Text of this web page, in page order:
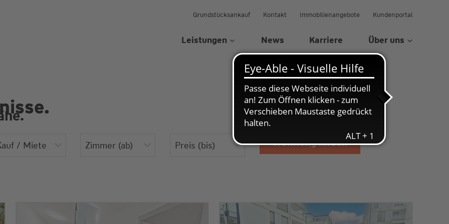
Grundstücksankauf Kontakt Immobilienangebote Kundenportal
Leistungen News Karriere Über uns
Wohnung finden